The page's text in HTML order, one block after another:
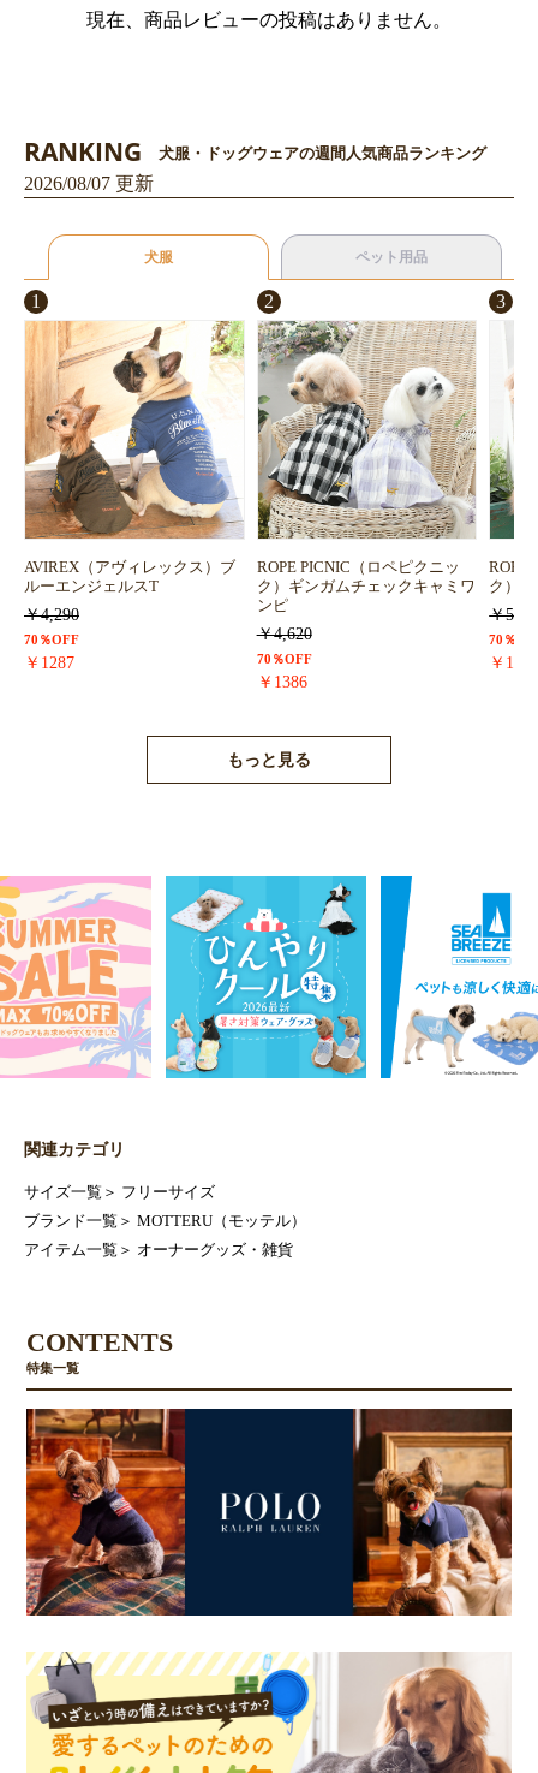
お買い物を続ける カートへ進む
現在、商品レビューの投稿はありません。
RANKING 犬服・ドッグウェアの週間人気商品ランキング
2026/08/07 更新
犬服 ペット用品
1
AVIREX（アヴィレックス）ブ
ルーエンジェルスT
￥4,290
70％OFF
￥1287
2
ROPE PICNIC（ロペピクニッ
ク）ギンガムチェックキャミワ
ンピ
￥4,620
70％OFF
￥1386
3
ROPE
ク）
￥
70％
￥
もっと見る
関連カテゴリ
サイズ一覧 ＞ フリーサイズ
ブランド一覧 ＞ MOTTERU（モッテル）
アイテム一覧 ＞ オーナーグッズ・雑貨
CONTENTS
特集一覧